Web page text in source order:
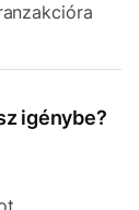
igénybe?